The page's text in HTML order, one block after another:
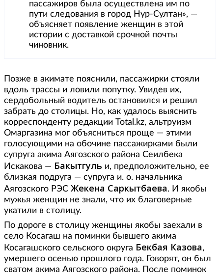
пассажиров была осуществлена им по
пути следования в город Нур-Султан», —
объясняет появление женщин в этой
истории с доставкой срочной почты
чиновник.
Позже в акимате пояснили, пассажирки стояли
вдоль трассы и ловили попутку. Увидев их,
сердобольный водитель остановился и решил
забрать до столицы. Но, как удалось выяснить
корреспонденту редакции Total.kz, альтруизм
Омаргазина мог объясниться проще — этими
голосующими на обочине пассажирками были
супруга акима Аягозского района Сеилбека
Искакова — Бакытгуль и, предположительно, ее
близкая подруга — супруга и. о. начальника
Аягозского РЭС Жекена Саркытбаева. И якобы
мужья женщин не знали, что их благоверные
укатили в столицу.
По дороге в столицу женщины якобы заехали в
село Косагаш на поминки бывшего акима
Косагашского сельского округа Бекбая Казова,
умершего осенью прошлого года. Говорят, он был
сватом акима Аягозского района. После поминок